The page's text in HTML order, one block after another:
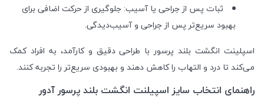
ثبات پس از جراحی یا آسیب: جلوگیری از حرکت اضافی برای
بهبود سریع‌تر پس از جراحی و آسیب‌دیدگی.
اسپلینت انگشت بلند پرسور با طراحی دقیق و کارآمد، به افراد کمک
می‌کند تا درد و التهاب را کاهش دهند و بهبودی سریع‌تر را تجربه کنند.
راهنمای انتخاب سایز اسپیلنت انگشت بلند پرسور آدور